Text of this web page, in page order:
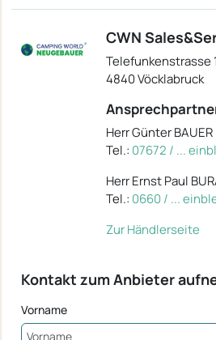
CWN
Telefunkenstrasse
4840 Vöcklabruck
Herr Günter BAUER
Tel.: 07672 / ...
Herr Ernst Paul
Tel.: 0660 / ...
Zur Händlerseite
Kontakt zum Anbieter
Vorname